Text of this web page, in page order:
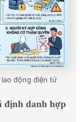
động điện tử
định danh hợp